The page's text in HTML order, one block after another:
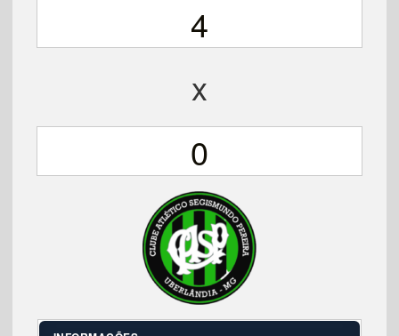
4
x
0